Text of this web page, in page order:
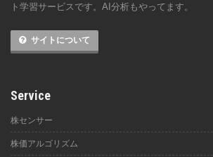
ト学習サービスです。AI分析もやってます。
サイトについて
Service
株センサー
株価アルゴリズム